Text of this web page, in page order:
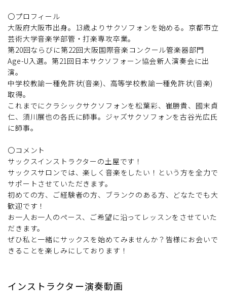
〇プロフィール
大阪府大阪市出身。13歳よりサクソフォンを始める。京都市立
芸術大学音楽学部管・打楽専攻卒業。
第20回ならびに第22回大阪国際音楽コンクール管楽器部門
Age-U入選。第21回日本サクソフォーン協会新人演奏会に出
演。
中学校教諭一種免許状(音楽)、高等学校教諭一種免許状(音楽)
取得。
これまでにクラシックサクソフォンを松葉彩、崔勝貴、國末貞
仁、須川展也の各氏に師事。ジャズサクソフォンを古谷光広氏
に師事。
〇コメント
サックスインストラクターの土屋です！
サックスサロンでは、楽しく音楽をしたい！という方を全力で
サポートさせていただきます。
初めての方、ご経験者の方、ブランクのある方、どなたでも大
歓迎です！
お一人お一人のペース、ご希望に沿ってレッスンをさせていた
だきます。
ぜひ私と一緒にサックスを始めてみませんか？皆様にお会いで
きることを楽しみにしております！
インストラクター演奏動画